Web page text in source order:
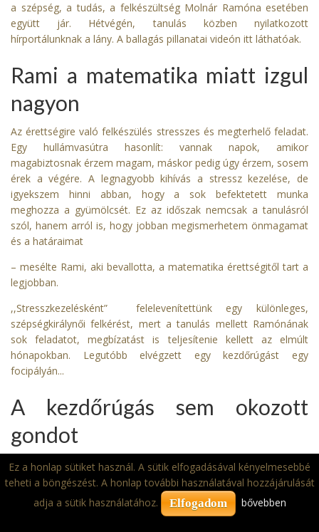
a szépség, a tudás, a felkészültség Molnár Ramóna esetében
együtt jár. Hétvégén, tanulás közben nyilatkozott
hírportálunknak a lány. A ballagás pillanatai videón itt láthatóak.
Rami a matematika miatt izgul
nagyon
Az érettségire való felkészülés stresszes és megterhelő feladat.
Egy hullámvasútra hasonlít: vannak napok, amikor
magabiztosnak érzem magam, máskor pedig úgy érzem, sosem
érek a végére. A legnagyobb kihívás a stressz kezelése, de
igyekszem hinni abban, hogy a sok befektetett munka
meghozza a gyümölcsét. Ez az időszak nemcsak a tanulásról
szól, hanem arról is, hogy jobban megismerhetem önmagamat
és a határaimat
– mesélte Rami, aki bevallotta, a matematika érettségitől tart a
legjobban.
,,Stresszkezelésként” felelevenítettünk egy különleges,
szépségkirálynői felkérést, mert a tanulás mellett Ramónának
sok feladatot, megbízatást is teljesítenie kellett az elmúlt
hónapokban. Legutóbb elvégzett egy kezdőrúgást egy
focipályán...
A kezdőrúgás sem okozott
gondot
– Természetesen a vásárhelyi sportklubnál elvégzett kezdőrúgás
volt a legizgalmasabb, hiszen a bátyám volt fociklubja a HFC. A
volt csapattársaival, való találkozás felidézte bennem a régi
emlékeket, amikor családommal minden hétvégén együtt
Ez a honlap sütiket használ. A sütik elfogadásával kényelmesebbé
teheti a böngészést. A honlap további használatával hozzájárulását
adja a sütik használatához.
Elfogadom bővebben